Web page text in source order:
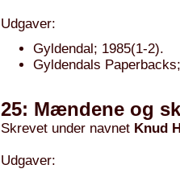
Udgaver:
Gyldendal; 1985(1-2).
Gyldendals
25: Mændene og
Skrevet under navnet Knud
Udgaver: